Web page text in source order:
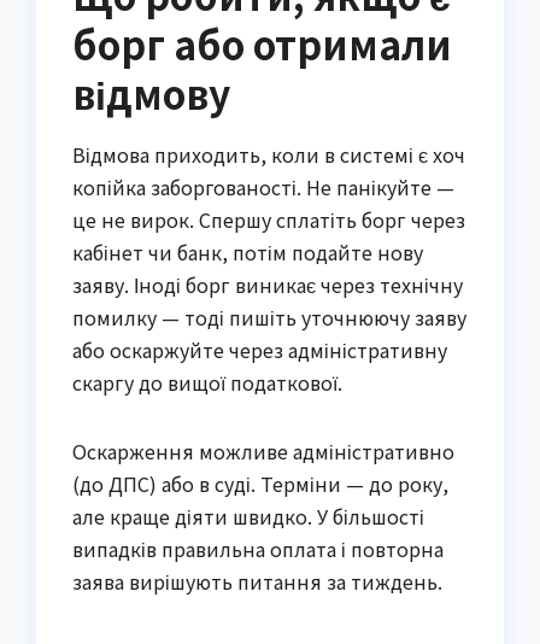
борг або отримали
відмову
Відмова приходить, коли в системі є хоч
копійка заборгованості. Не панікуйте —
це не вирок. Спершу сплатіть борг через
кабінет чи банк, потім подайте нову
заяву. Іноді борг виникає через технічну
помилку — тоді пишіть уточнюючу заяву
або оскаржуйте через адміністративну
скаргу до вищої податкової.
Оскарження можливе адміністративно
(до ДПС) або в суді. Терміни — до року,
але краще діяти швидко. У більшості
випадків правильна оплата і повторна
заява вирішують питання за тиждень.